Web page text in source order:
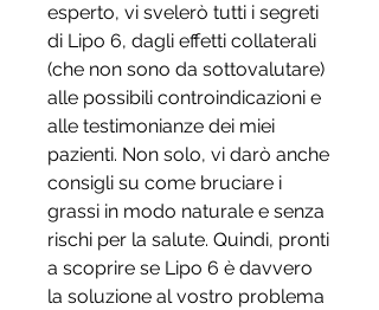
esperto, vi svelerò tutti i segreti
di Lipo 6, dagli effetti collaterali
(che non sono da sottovalutare)
alle possibili controindicazioni e
alle testimonianze dei miei
pazienti. Non solo, vi darò anche
consigli su come bruciare i
grassi in modo naturale e senza
rischi per la salute. Quindi, pronti
a scoprire se Lipo 6 è davvero
la soluzione al vostro problema